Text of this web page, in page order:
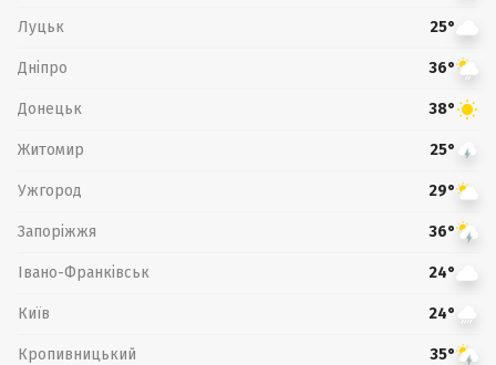
Луцьк 25°
Дніпро 36°
Донецьк 38°
Житомир 25°
Ужгород 29°
Запоріжжя 36°
Івано-Франківськ 24°
Київ 24°
Кропивницький 35°